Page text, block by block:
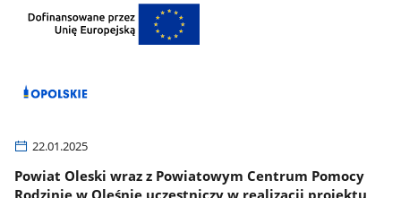
22.01.2025
Powiat Oleski wraz z Powiatowym Centrum Pomocy
Rodzinie w Oleśnie uczestniczy w realizacji projektu